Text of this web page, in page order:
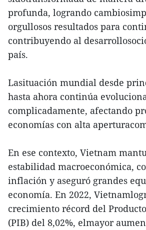
profunda, logrando
orgullosos resultados para
contribuyendo al
país.
Lasituación mundial desde
hasta ahora continúa
complicadamente, afectando
economías con alta
En ese contexto, Vietnam
estabilidad macroeconómica,
inflación y aseguró grandes
economía. En 2022,
crecimiento récord del
(PIB) del 8,02%, elmayor